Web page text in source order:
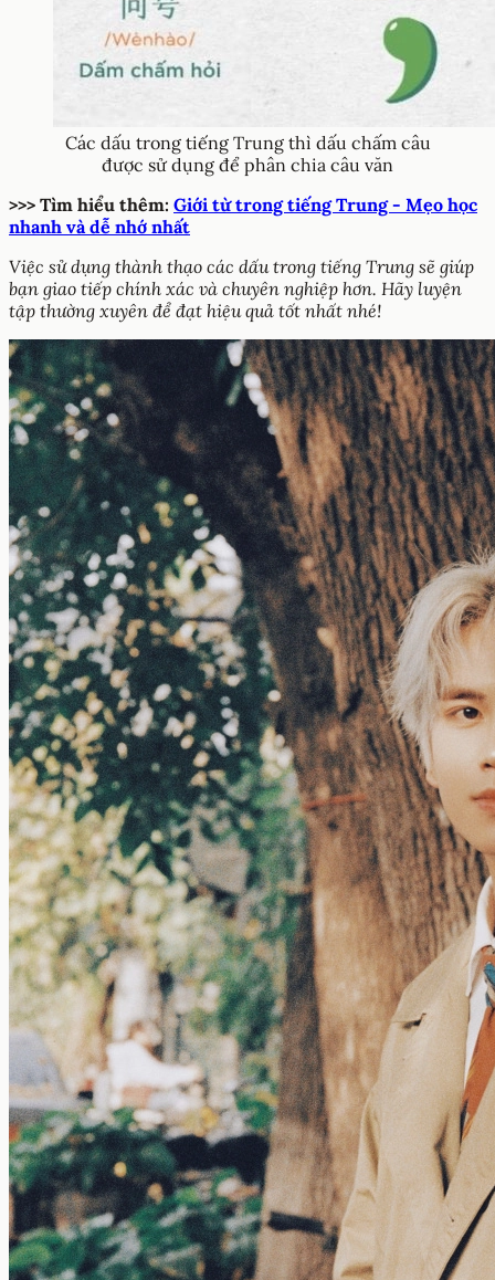
Các dấu trong tiếng Trung thì dấu chấm câu
được sử dụng để phân chia câu văn
>>> Tìm hiểu thêm: Giới từ trong tiếng Trung - Mẹo học
nhanh và dễ nhớ nhất
Việc sử dụng thành thạo các dấu trong tiếng Trung sẽ giúp
bạn giao tiếp chính xác và chuyên nghiệp hơn. Hãy luyện
tập thường xuyên để đạt hiệu quả tốt nhất nhé!